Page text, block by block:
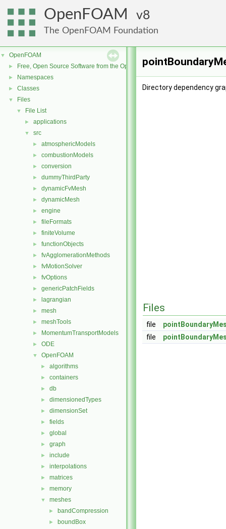
OpenFOAM 8
The OpenFOAM Foundation
▼ OpenFOAM
► Free, Open Source Software from the OpenFOAM Foundation
► Namespaces
► Classes
▼ Files
▼ File List
► applications
▼ src
► atmosphericModels
► combustionModels
► conversion
► dummyThirdParty
► dynamicFvMesh
► dynamicMesh
► engine
► fileFormats
► finiteVolume
► functionObjects
► fvAgglomerationMethods
► fvMotionSolver
► fvOptions
► genericPatchFields
► lagrangian
► mesh
► meshTools
► MomentumTransportModels
► ODE
▼ OpenFOAM
► algorithms
► containers
► db
► dimensionedTypes
► dimensionSet
► fields
► global
► graph
► include
► interpolations
► matrices
► memory
▼ meshes
► bandCompression
► boundBox
Directory dependency
Files
file
file